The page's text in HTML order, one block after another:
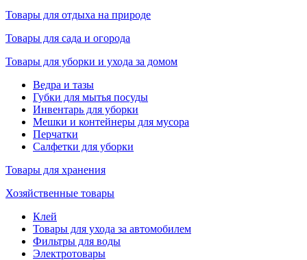
Товары для отдыха на природе
Товары для сада и огорода
Товары для уборки и ухода за домом
Ведра и тазы
Губки для мытья посуды
Инвентарь для уборки
Мешки и контейнеры для мусора
Перчатки
Салфетки для уборки
Товары для хранения
Хозяйственные товары
Клей
Товары для ухода за автомобилем
Фильтры для воды
Электротовары